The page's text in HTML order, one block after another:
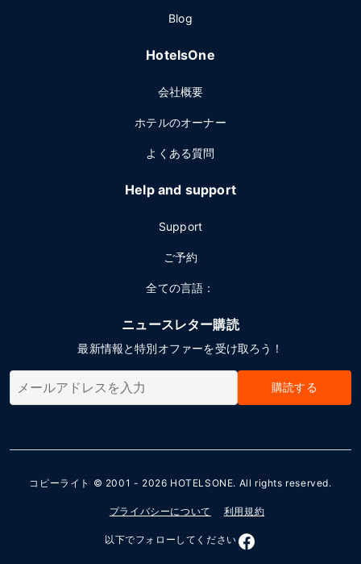
Blog
HotelsOne
会社概要
ホテルのオーナー
よくある質問
Help and support
Support
ご予約
全ての言語：
ニュースレター購読
最新情報と特別オファーを受け取ろう！
購読する
コピーライト © 2001 - 2026 HOTELSONE. All rights reserved.
プライバシーについて 利用規約
以下でフォローしてください